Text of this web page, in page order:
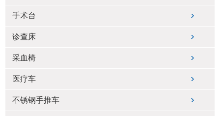
手术台
诊查床
采血椅
医疗车
不锈钢手推车